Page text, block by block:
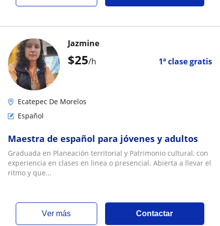
$25/h 1ª clase gratis
Jazmine
Ecatepec De Morelos
Español
Maestra de español para jóvenes y adultos
Graduada en Planeación territorial y Patrimonio cultural, con
experiencia en clases en linea o presencial. Abierta a llevar el
ritmo y que...
ver más Contactar